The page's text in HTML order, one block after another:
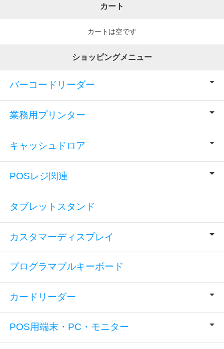
カート
カートは空です
ショッピングメニュー
バーコードリーダー
業務用プリンター
キャッシュドロア
POSレジ関連
タブレットスタンド
カスタマーディスプレイ
プログラマブルキーボード
カードリーダー
POS用端末・PC・モニター